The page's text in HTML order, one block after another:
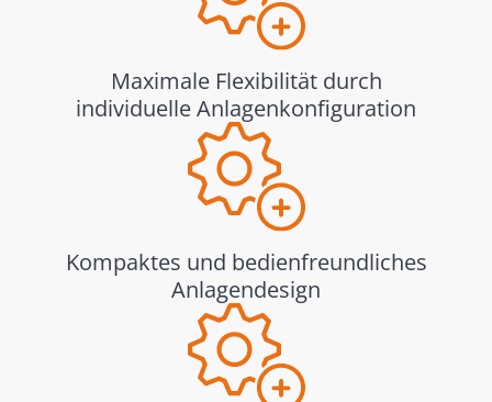
Maximale Flexibilität durch
individuelle Anlagenkonfiguration
Kompaktes und bedienfreundliches
Anlagendesign